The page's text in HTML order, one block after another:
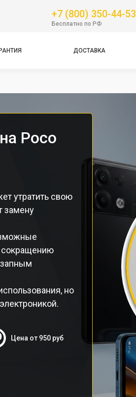
+7 (800) 350-44-53
Бесплатно по РФ
ДОСТАВКА
Poco
утратить свою
замену
сокращению
но
Цена от 950 руб